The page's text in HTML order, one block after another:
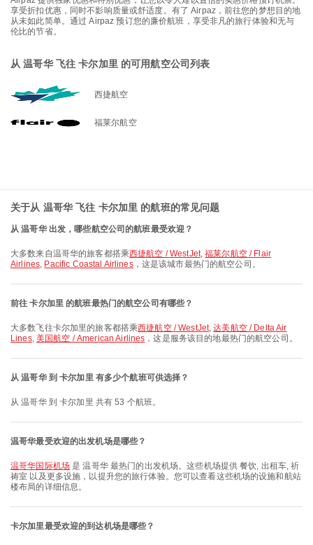
享受折扣优惠，同时不影响质量或舒适度。有了 Airpaz，前往您的梦想目的地
从未如此简单。通过 Airpaz 预订您的廉价航班，享受非凡的旅行体验和无与
伦比的节省。
从 温哥华 飞往 卡尔加里 的可用航空公司列表
西捷航空
福莱尔航空
关于从 温哥华 飞往 卡尔加里 的航班的常见问题
从 温哥华 出发，哪些航空公司的航班最受欢迎？
大多数来自温哥华的旅客都搭乘西捷航空 / WestJet,福莱尔航空 / Flair
Airlines, Pacific Coastal Airlines，这是该城市最热门的航空公司。
前往 卡尔加里 的航班最热门的航空公司有哪些？
大多数飞往卡尔加里的旅客都搭乘西捷航空 / WestJet,达美航空 / Delta Air
Lines, 美国航空 / American Airlines ，这是服务该目的地最热门的航空公司。
从 温哥华 到 卡尔加里 有多少个航班可供选择？
从 温哥华 到 卡尔加里 共有 53 个航班。
温哥华最受欢迎的出发机场是哪些？
温哥华国际机场是 温哥华 最热门的出发机场。这些机场提供 餐饮, 出租车, 祈
祷室 以及更多设施，以提升您的旅行体验。您可以查看这些机场的设施和航站
楼布局的详细信息。
卡尔加里最受欢迎的到达机场是哪些？